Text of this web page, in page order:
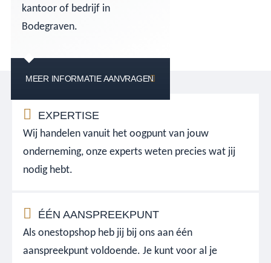
kantoor of bedrijf in
Bodegraven.
MEER INFORMATIE AANVRAGEN
EXPERTISE
Wij handelen vanuit het oogpunt van jouw
onderneming, onze experts weten precies wat jij
nodig hebt.
ÉÉN AANSPREEKPUNT
Als onestopshop heb jij bij ons aan één
aanspreekpunt voldoende. Je kunt voor al je